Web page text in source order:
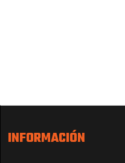
INFORMACIÓN